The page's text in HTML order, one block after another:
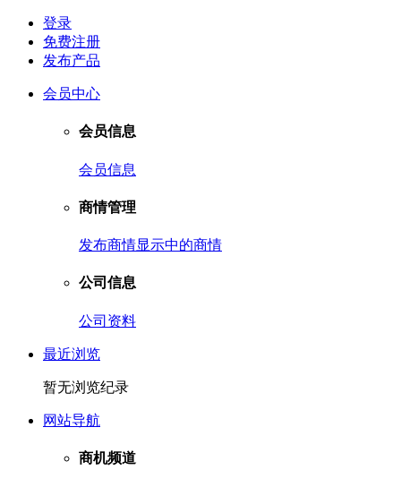
登录
免费注册
发布产品
会员中心
会员信息
会员信息
商情管理
发布商情显示中的商情
公司信息
公司资料
最近浏览
暂无浏览纪录
网站导航
商机频道